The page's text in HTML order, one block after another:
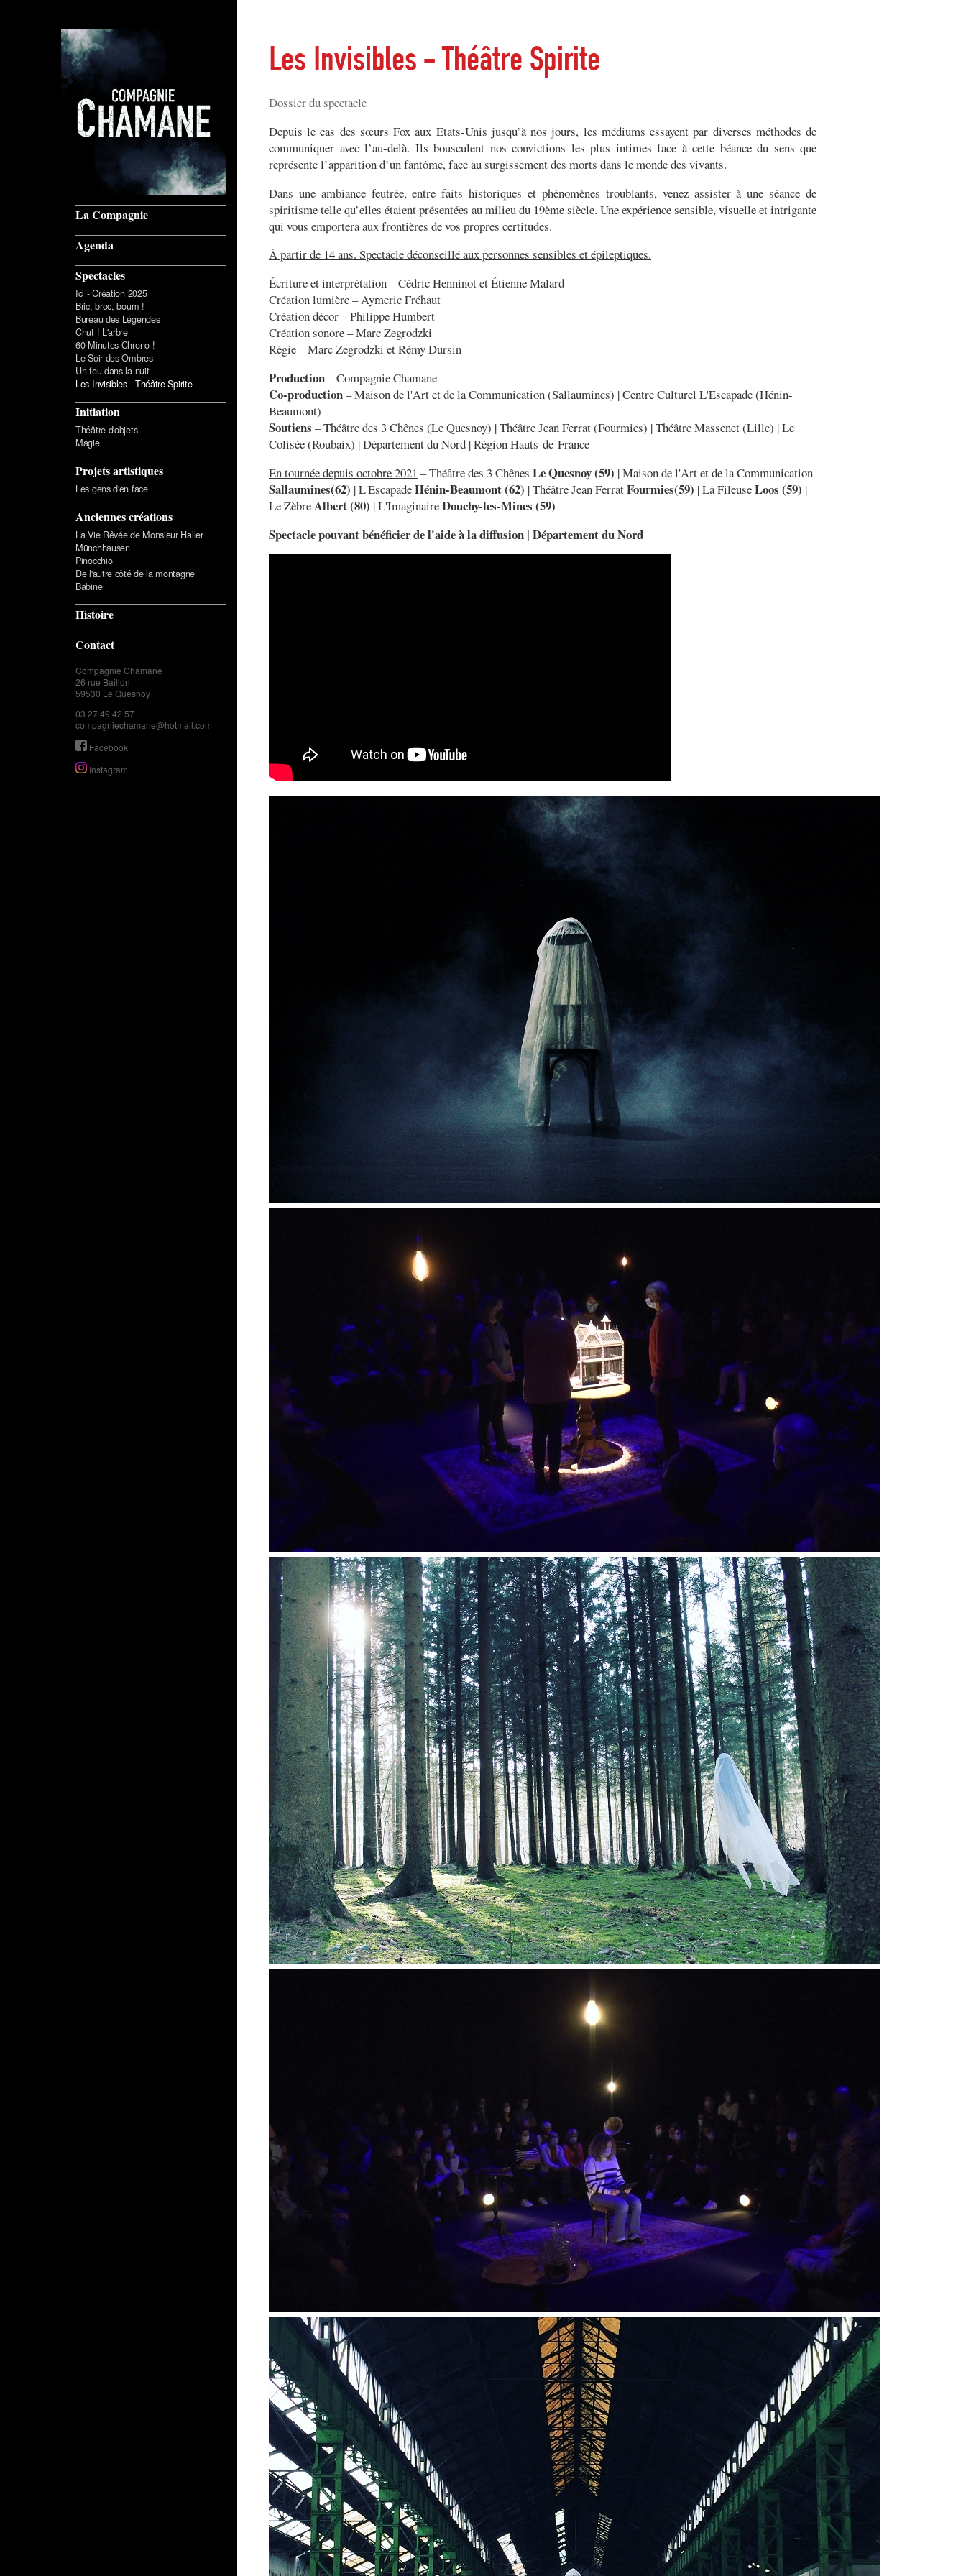
La Compagnie
Agenda
Spectacles
Ici - Création 2025
Bric, broc, boum !
Bureau des Légendes
Chut ! L'arbre
60 Minutes Chrono !
Le Soir des Ombres
Un feu dans la nuit
Les Invisibles - Théâtre Spirite
Initiation
Théâtre d'objets
Magie
Projets artistiques
Les gens d'en face
Anciennes créations
La Vie Rêvée de Monsieur Haller
Münchhausen
Pinocchio
De l'autre côté de la montagne
Babine
Histoire
Contact
Compagnie Chamane
26 rue Baillon
59530 Le Quesnoy
03 27 49 42 57
compagniechamane@hotmail.com
Facebook
Instagram
Les Invisibles - Théâtre Spirite
Dossier du spectacle
Depuis le cas des sœurs Fox aux Etats-Unis jusqu’à nos jours, les médiums essayent par diverses méthodes de
communiquer avec l’au-delà. Ils bousculent nos convictions les plus intimes face à cette béance du sens que
représente l’apparition d’un fantôme, face au surgissement des morts dans le monde des vivants.
Dans une ambiance feutrée, entre faits historiques et phénomènes troublants, venez assister à une séance de
spiritisme telle qu’elles étaient présentées au milieu du 19ème siècle. Une expérience sensible, visuelle et intrigante
qui vous emportera aux frontières de vos propres certitudes.
À partir de 14 ans. Spectacle déconseillé aux personnes sensibles et épileptiques.
Écriture et interprétation – Cédric Henninot et Étienne Malard
Création lumière – Aymeric Fréhaut
Création décor – Philippe Humbert
Création sonore – Marc Zegrodzki
Régie – Marc Zegrodzki et Rémy Dursin
Production– Compagnie Chamane
Co-production– Maison de l'Art et de la Communication (Sallaumines) | Centre Culturel L'Escapade (Hénin-
Beaumont)
Soutiens – Théâtre des 3 Chênes (Le Quesnoy) | Théâtre Jean Ferrat (Fourmies) | Théâtre Massenet (Lille) | Le
Colisée (Roubaix) | Département du Nord | Région Hauts-de-France
En tournée depuis octobre 2021 – Théâtre des 3 Chênes Le Quesnoy (59) | Maison de l'Art et de la Communication
Sallaumines(62) | L'EscapadeHénin-Beaumont (62) | Théâtre Jean FerratFourmies(59) | La FileuseLoos (59) |
Le ZèbreAlbert (80) | L'ImaginaireDouchy-les-Mines (59)
Spectacle pouvant bénéficier de l'aide à la diffusion | Département du Nord